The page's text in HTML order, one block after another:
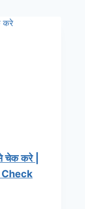
चेक करे |